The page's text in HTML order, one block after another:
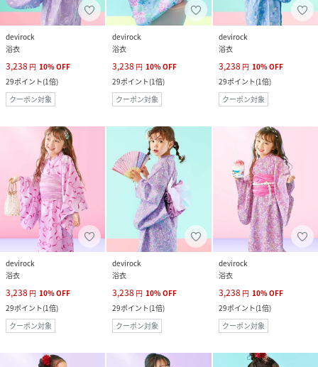
devirock
浴衣
3,238 円 10%OFF
29ポイント(1倍)
クーポン対象
devirock
浴衣
3,238 円 10%OFF
29ポイント(1倍)
クーポン対象
devirock
浴衣
3,238 円 10%OFF
29ポイント(1倍)
クーポン対象
devirock
浴衣
3,238 円 10%OFF
29ポイント(1倍)
クーポン対象
devirock
浴衣
3,238 円 10%OFF
29ポイント(1倍)
クーポン対象
devirock
浴衣
3,238 円 10%OFF
29ポイント(1倍)
クーポン対象